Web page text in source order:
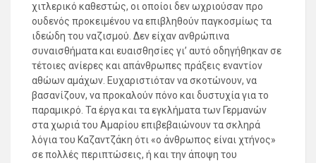
χιτλερικό καθεστώς, οι οποίοι δεν ωχριούσαν προ
ουδενός προκειμένου να επιβληθούν παγκοσμίως τα
ιδεώδη του ναζισμού. Δεν είχαν ανθρώπινα
συναισθήματα και ευαισθησίες γι’ αυτό οδηγήθηκαν σε
τέτοιες ανίερες και απάνθρωπες πράξεις εναντίον
αθώων αμάχων. Ευχαριστιόταν να σκοτώνουν, να
βασανίζουν, να προκαλούν πόνο και δυστυχία για το
παραμικρό. Τα έργα και τα εγκλήματα των Γερμανών
στα χωριά του Αμαρίου επιβεβαιώνουν τα σκληρά
λόγια του Καζαντζάκη ότι «ο άνθρωπος είναι χτήνος»
σε πολλές περιπτώσεις, ή και την άποψη του